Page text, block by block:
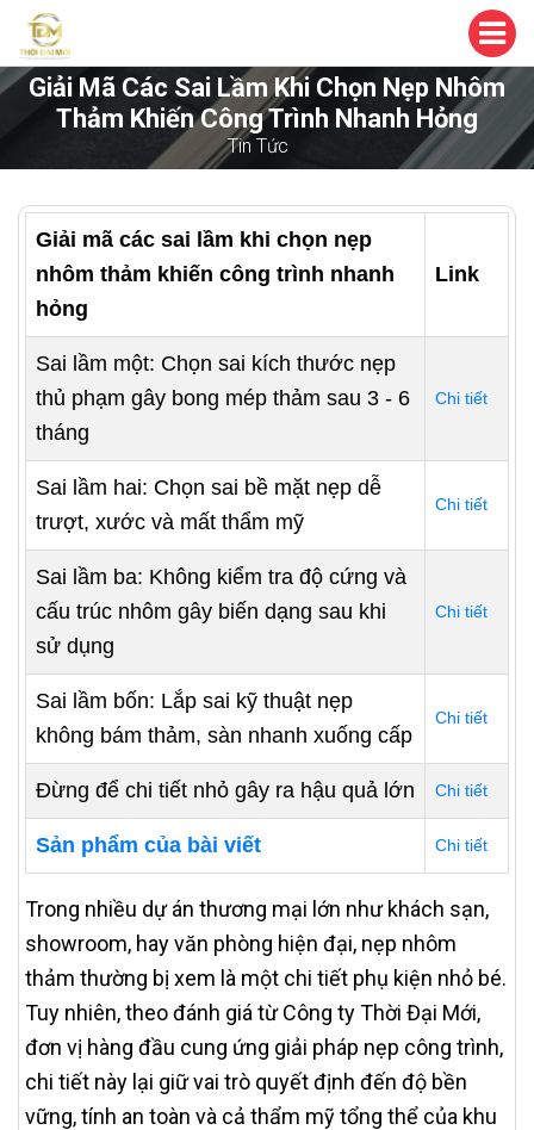
Giải Mã Các Sai Lầm Khi Chọn Nẹp Nhôm
Thảm Khiến Công Trình Nhanh Hỏng
Tin Tức
Giải mã các sai lầm khi chọn nẹp
nhôm thảm khiến công trình nhanh
hỏng
Link
Sai lầm một: Chọn sai kích thước nẹp
thủ phạm gây bong mép thảm sau 3 - 6
tháng
Chi tiết
Sai lầm hai: Chọn sai bề mặt nẹp dễ
trượt, xước và mất thẩm mỹ
Chi tiết
Sai lầm ba: Không kiểm tra độ cứng và
cấu trúc nhôm gây biến dạng sau khi
sử dụng
Chi tiết
Sai lầm bốn: Lắp sai kỹ thuật nẹp
không bám thảm, sàn nhanh xuống cấp
Chi tiết
Đừng để chi tiết nhỏ gây ra hậu quả lớn Chi tiết
Sản phẩm của bài viết Chi tiết
Trong nhiều dự án thương mại lớn như khách sạn,
showroom, hay văn phòng hiện đại, nẹp nhôm
thảm thường bị xem là một chi tiết phụ kiện nhỏ bé.
Tuy nhiên, theo đánh giá từ Công ty Thời Đại Mới,
đơn vị hàng đầu cung ứng giải pháp nẹp công trình,
chi tiết này lại giữ vai trò quyết định đến độ bền
vững, tính an toàn và cả thẩm mỹ tổng thể của khu